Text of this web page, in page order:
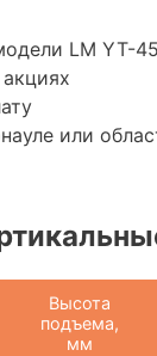
LM YT-
или
Высота
подъема,
мм